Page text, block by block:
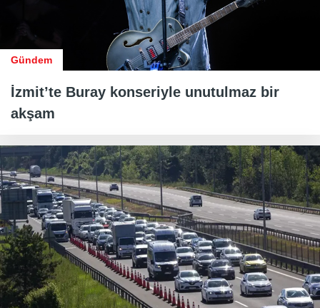
Gündem
İzmit’te Buray konseriyle unutulmaz bir
akşam